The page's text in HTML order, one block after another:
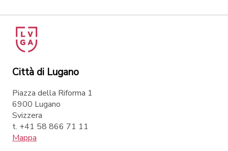
Città di Lugano
Piazza della Riforma 1
6900 Lugano
Svizzera
t. +41 58 866 71 11
Mappa